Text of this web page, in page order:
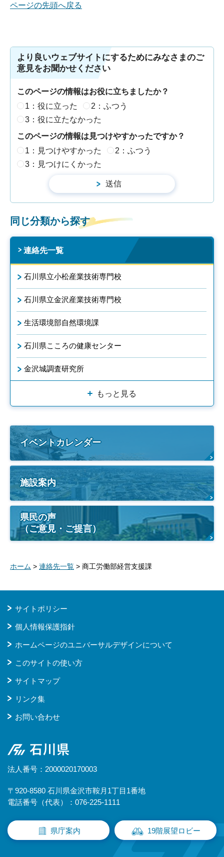
ページの先頭へ戻る
より良いウェブサイトにするためにみなさまのご
意見をお聞かせください
このページの情報はお役に立ちましたか？
1：役に立った
2：ふつう
3：役に立たなかった
このページの情報は見つけやすかったですか？
1：見つけやすかった
2：ふつう
3：見つけにくかった
同じ分類から探す
連絡先一覧
石川県立小松産業技術専門校
石川県立金沢産業技術専門校
生活環境部自然環境課
石川県こころの健康センター
金沢城調査研究所
もっと見る
イベントカレンダー
施設案内
県民の声
（ご意見・ご提言）
ホーム > 連絡先一覧 > 商工労働部経営支援課
サイトポリシー
個人情報保護指針
ホームページのユニバーサルデザインについて
このサイトの使い方
サイトマップ
リンク集
お問い合わせ
石川県
法人番号：2000020170003
〒920-8580 石川県金沢市鞍月1丁目1番地
電話番号（代表）：076-225-1111
県庁案内 19階展望ロビー